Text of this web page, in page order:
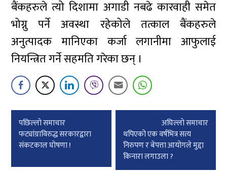
बैंकहरुले त्यो दिशामा अगाडी नबढे कारवाही समेत
भोग्नु पर्ने अवस्था रहेकोले तत्काल बैंकहरुले
अनुत्पादक मानिएका कर्जा लगानीमा आफुलाई
नियन्त्रित गर्ने सहमति गरेका छन् ।
Post
navigation
पछिल्लाे समाचार
फट्यांग्राविरुद्ध सरकारद्वारा
संकटकाल घोषणा !
अघिल्लाे समाचार
थपिएको एक वर्षभित्र सत्य
निरुपण र बेपत्ता आयोगले मुद्दा
किनारा लगाउला ?